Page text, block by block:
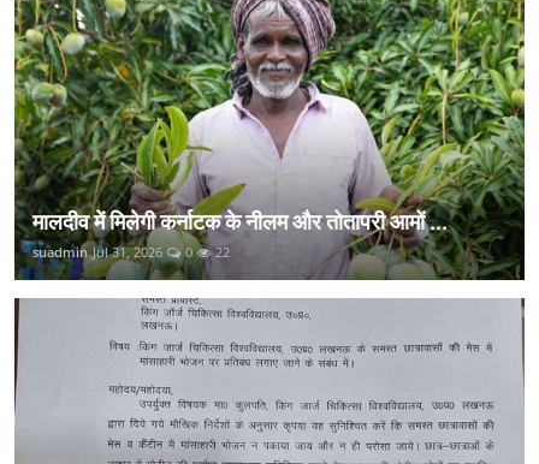
मालदीव में मिलेगी कर्नाटक के नीलम और तोतापरी आमों ...
suadmin Jul 31, 2026 0 22